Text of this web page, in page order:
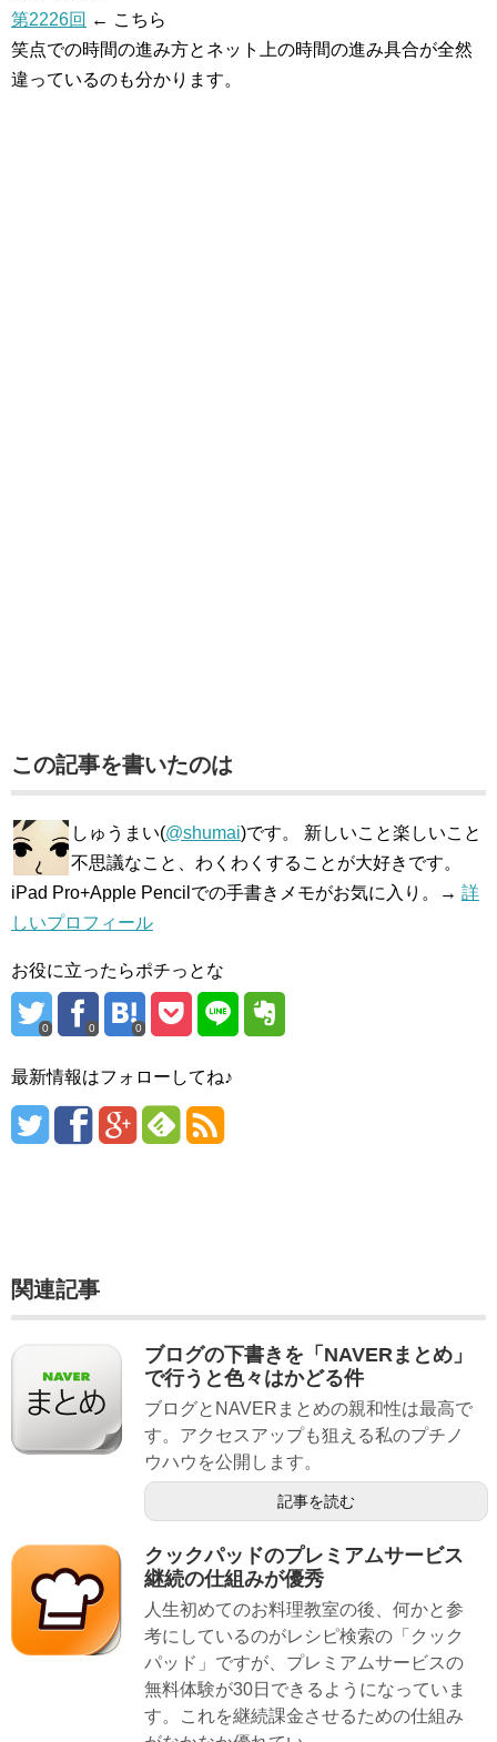
第2226回 ← こちら
笑点での時間の進み方とネット上の時間の進み具合が全然
違っているのも分かります。
この記事を書いたのは
しゅうまい(@shumai)です。 新しいこと楽しいこと
不思議なこと、わくわくすることが大好きです。
iPad Pro+Apple Pencilでの手書きメモがお気に入り。→ 詳
しいプロフィール
お役に立ったらポチっとな
0 0 0
最新情報はフォローしてね♪
関連記事
ブログの下書きを「NAVERまとめ」
で行うと色々はかどる件
ブログとNAVERまとめの親和性は最高で
す。アクセスアップも狙える私のプチノ
ウハウを公開します。
記事を読む
クックパッドのプレミアムサービス
継続の仕組みが優秀
人生初めてのお料理教室の後、何かと参
考にしているのがレシピ検索の「クック
パッド」ですが、プレミアムサービスの
無料体験が30日できるようになっていま
す。これを継続課金させるための仕組み